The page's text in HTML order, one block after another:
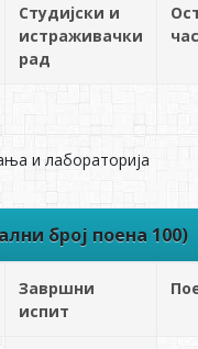
Студијски и
истраживачки
рад
и лабораторија
број поена 100)
Завршни
испит